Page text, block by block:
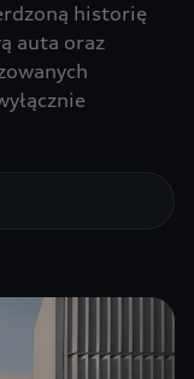
historię
auta oraz